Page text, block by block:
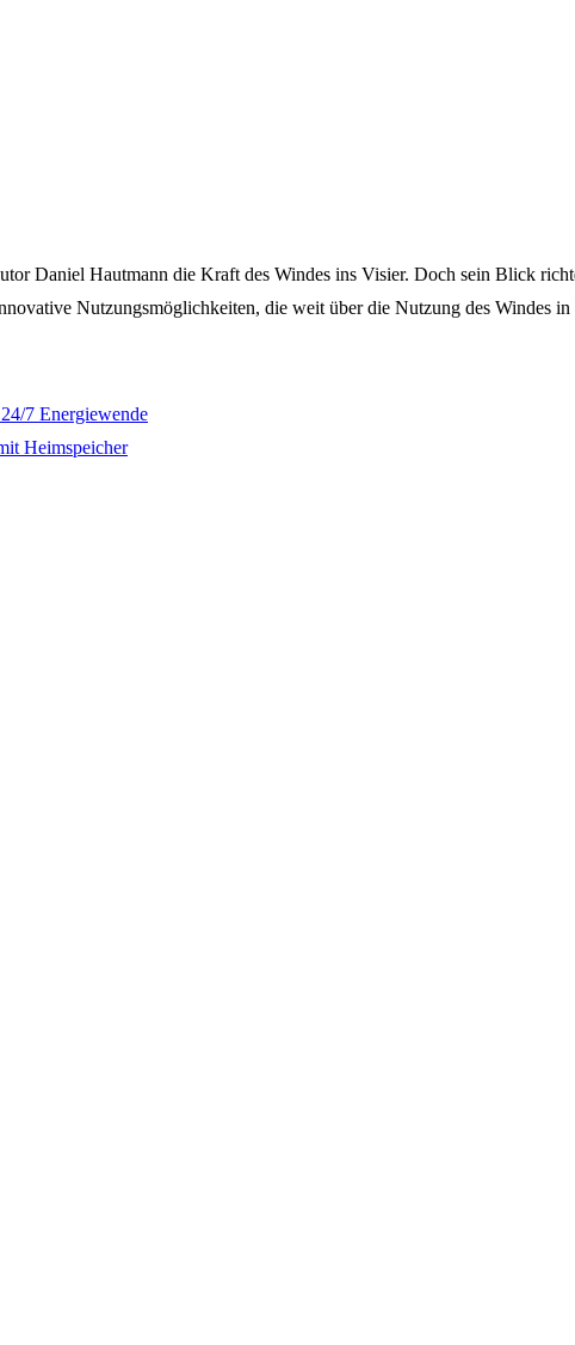
Daniel Hautmann die Kraft des Windes ins Visier. Doch sein Blick
Nutzungsmöglichkeiten, die weit über die Nutzung des Windes in
7 Energiewende
Heimspeicher